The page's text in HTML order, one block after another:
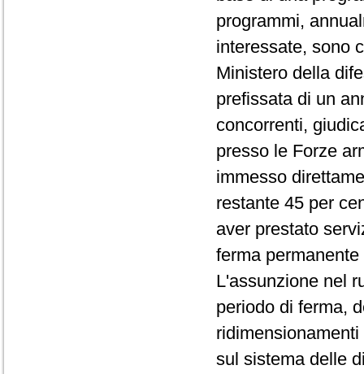
programmi,
interessate, sono
Ministero della
prefissata di un
concorrenti,
presso le Forze
immesso
restante 45 per
aver prestato
ferma
L'assunzione nel
periodo di ferma,
sul sistema delle